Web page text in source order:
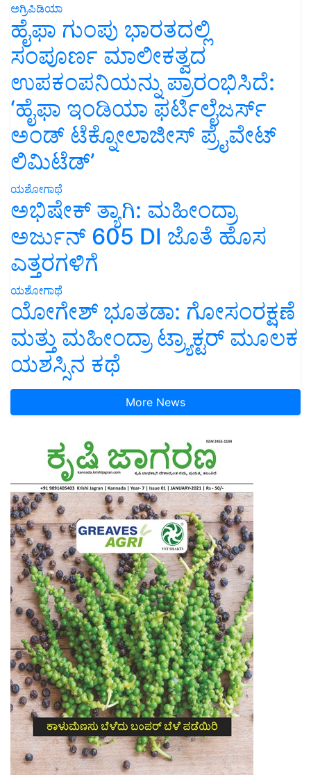
ಅಗ್ರಿಪಿಡಿಯಾ
ಹೈಫಾ ಗುಂಪು ಭಾರತದಲ್ಲಿ
ಸಂಪೂರ್ಣ ಮಾಲೀಕತ್ವದ
ಉಪಕಂಪನಿಯನ್ನು ಪ್ರಾರಂಭಿಸಿದೆ:
‘ಹೈಫಾ ಇಂಡಿಯಾ ಫರ್ಟಿಲೈಜರ್ಸ್
ಅಂಡ್ ಟೆಕ್ನೋಲಾಜೀಸ್ ಪ್ರೈವೇಟ್
ಲಿಮಿಟೆಡ್’
ಯಶೋಗಾಥೆ
ಅಭಿಷೇಕ್ ತ್ಯಾಗಿ: ಮಹೀಂದ್ರಾ
ಅರ್ಜುನ್ 605 DI ಜೊತೆ ಹೊಸ
ಎತ್ತರಗಳಿಗೆ
ಯಶೋಗಾಥೆ
ಯೋಗೇಶ್ ಭೂತಡಾ: ಗೋಸಂರಕ್ಷಣೆ
ಮತ್ತು ಮಹೀಂದ್ರಾ ಟ್ರ್ಯಾಕ್ಟರ್ ಮೂಲಕ
ಯಶಸ್ಸಿನ ಕಥೆ
More News